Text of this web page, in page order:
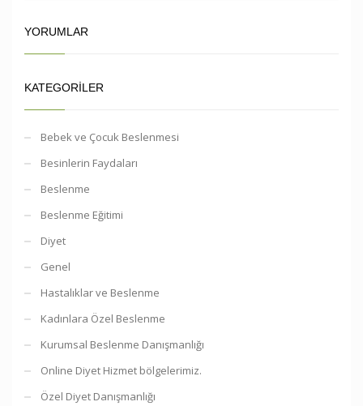
YORUMLAR
KATEGORILER
Bebek ve Çocuk Beslenmesi
Besinlerin Faydaları
Beslenme
Beslenme Eğitimi
Diyet
Genel
Hastalıklar ve Beslenme
Kadınlara Özel Beslenme
Kurumsal Beslenme Danışmanlığı
Online Diyet Hizmet bölgelerimiz.
Özel Diyet Danışmanlığı